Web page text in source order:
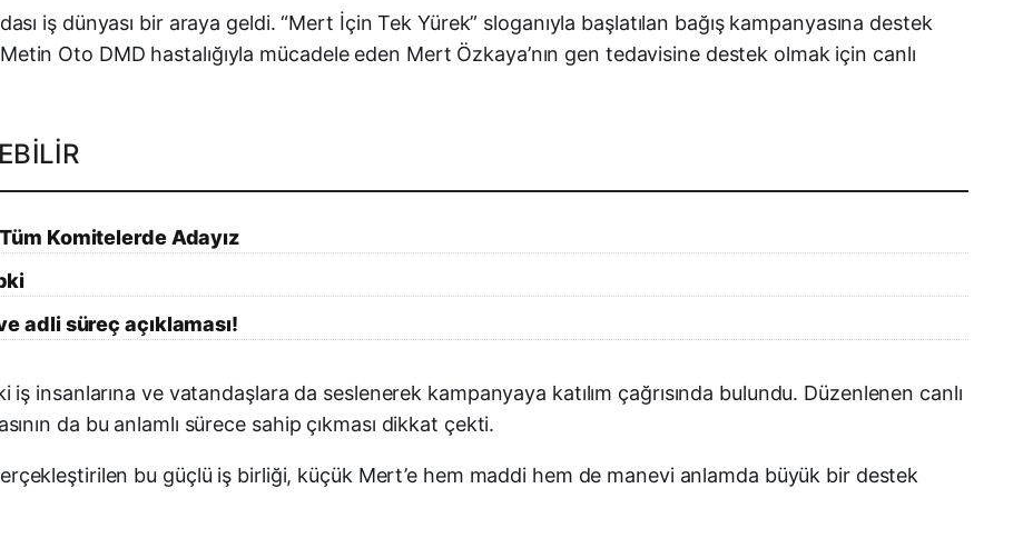
WhatsApp
iş dünyası bir araya geldi. “Mert İçin Tek Yürek” sloganıyla başlatılan bağış kampanyasına destek
Oto DMD hastalığıyla mücadele eden Mert Özkaya’nın gen tedavisine destek olmak için canlı
Komitelerde Adayız
adli süreç açıklaması!
insanlarına ve vatandaşlara da seslenerek kampanyaya katılım çağrısında bulundu. Düzenlenen canlı
da bu anlamlı sürece sahip çıkması dikkat çekti.
bu güçlü iş birliği, küçük Mert’e hem maddi hem de manevi anlamda büyük bir destek